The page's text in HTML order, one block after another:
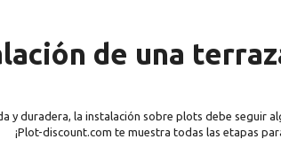
de una
y duradera, la instalación sobre plots debe seguir
¡Plot-discount.com te muestra todas las etapas